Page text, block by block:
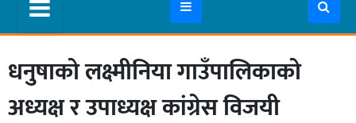
प्रदेश
मधेश
प्रदेश
धनुषाको लक्ष्मीनिया गाउँपालिकाको
अध्यक्ष र उपाध्यक्ष कांग्रेस विजयी